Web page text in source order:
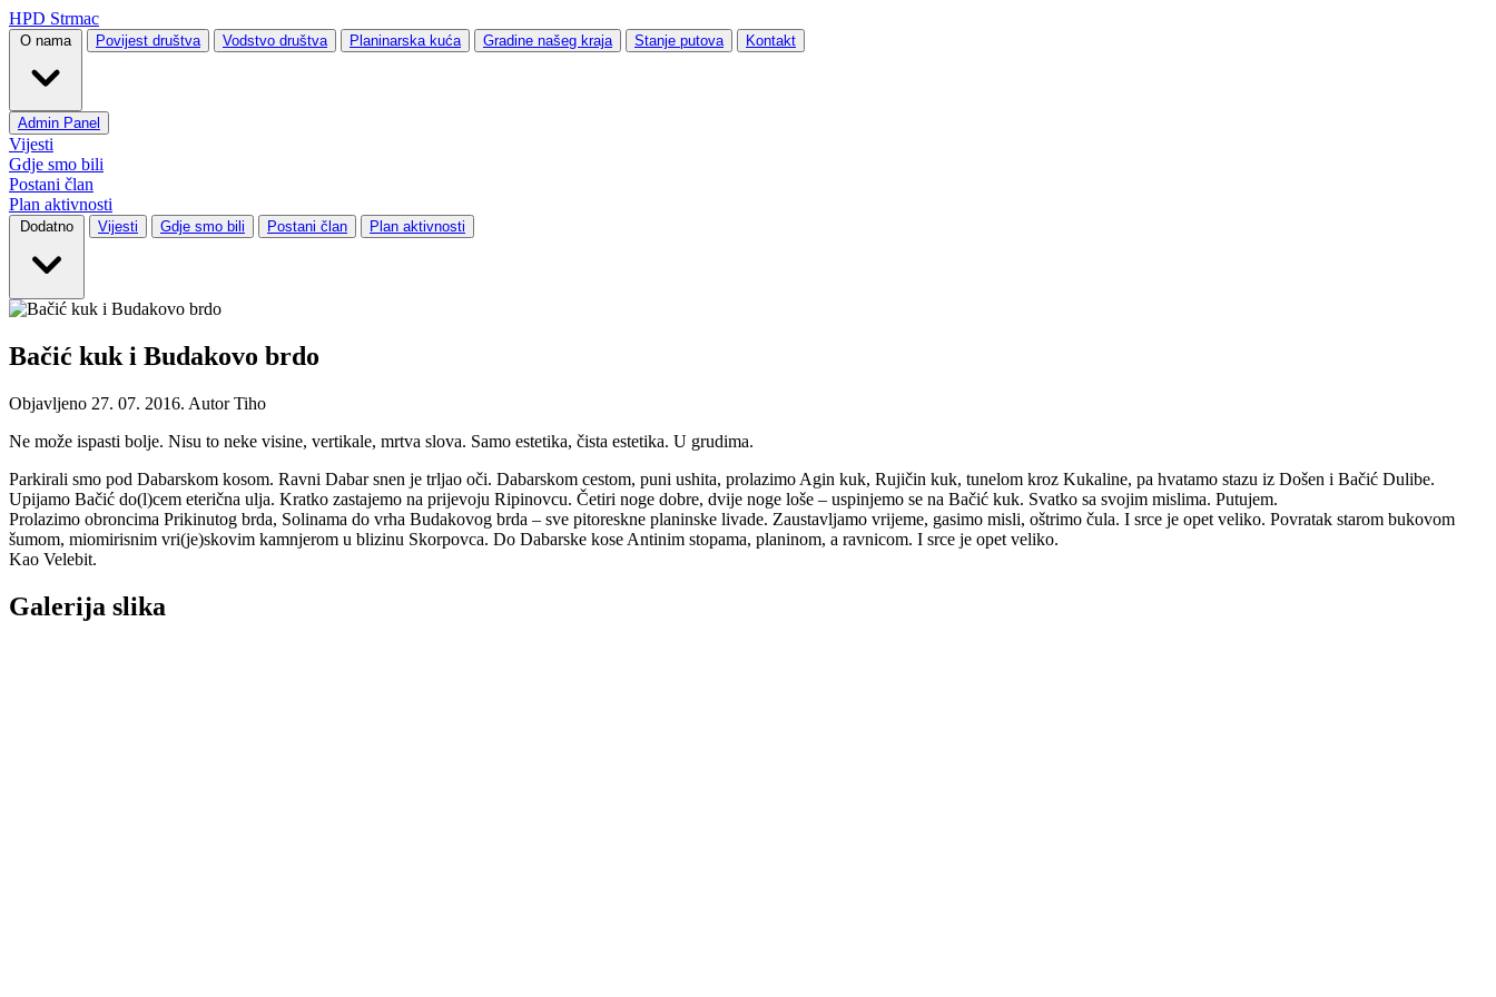
HPD Strmac
O nama Povijest društva Vodstvo društva Planinarska kuća Gradine našeg kraja Stanje putova Kontakt
Admin Panel
Vijesti
Gdje smo bili
Postani član
Plan aktivnosti
Dodatno Vijesti Gdje smo bili Postani član Plan aktivnosti
Bačić kuk i Budakovo brdo
Objavljeno 27. 07. 2016. AutorTiho
Ne može ispasti bolje. Nisu to neke visine, vertikale, mrtva slova. Samo estetika, čista estetika. U grudima.
Parkirali smo pod Dabarskom kosom. Ravni Dabar snen je trljao oči. Dabarskom cestom, puni ushita, prolazimo Agin kuk, Rujičin kuk, tunelom kroz Kukaline, pa hvatamo stazu iz Došen i Bačić Dulibe.
Upijamo Bačić do(l)cem eterična ulja. Kratko zastajemo na prijevoju Ripinovcu. Četiri noge dobre, dvije noge loše – uspinjemo se na Bačić kuk. Svatko sa svojim mislima. Putujem.
Prolazimo obroncima Prikinutog brda, Solinama do vrha Budakovog brda – sve pitoreskne planinske livade. Zaustavljamo vrijeme, gasimo misli, oštrimo čula. I srce je opet veliko. Povratak starom bukovom
šumom, miomirisnim vri(je)skovim kamnjerom u blizinu Skorpovca. Do Dabarske kose Antinim stopama, planinom, a ravnicom. I srce je opet veliko.
Kao Velebit.
Galerija slika